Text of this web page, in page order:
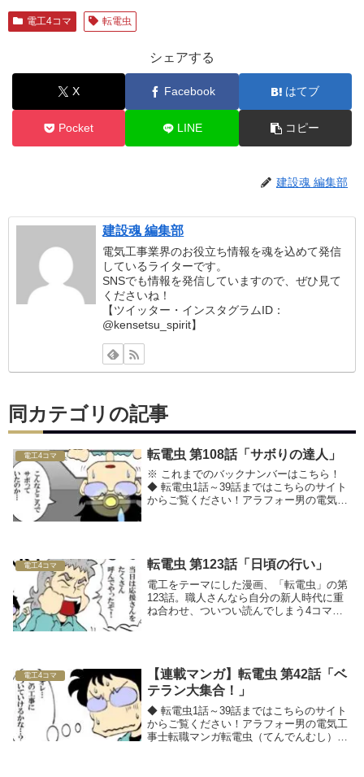
電工4コマ 転電虫
シェアする
X Facebook はてブ
Pocket LINE コピー
建設魂 編集部
建設魂 編集部
電気工事業界のお役立ち情報を魂を込めて発信
しているライターです。
SNSでも情報を発信していますので、ぜひ見て
くださいね！
【ツイッター・インスタグラムID：
@kensetsu_spirit】
同カテゴリの記事
電工4コマ 転電虫 第108話「サボりの達人」
※ これまでのバックナンバーはこちら！
◆ 転電虫1話～39話まではこちらのサイト
からご覧ください！アラフォー男の電気工
電工4コマ 転電虫 第123話「日頃の行い」
電工をテーマにした漫画、「転電虫」の第
123話。職人さんなら自分の新人時代に重
ね合わせ、ついつい読んでしまう4コママ
電工4コマ
【連載マンガ】転電虫 第42話「ベ
テラン大集合！」
◆ 転電虫1話～39話まではこちらのサイト
からご覧ください！アラフォー男の電気工
事士転職マンガ転電虫（てんでんむし）マ